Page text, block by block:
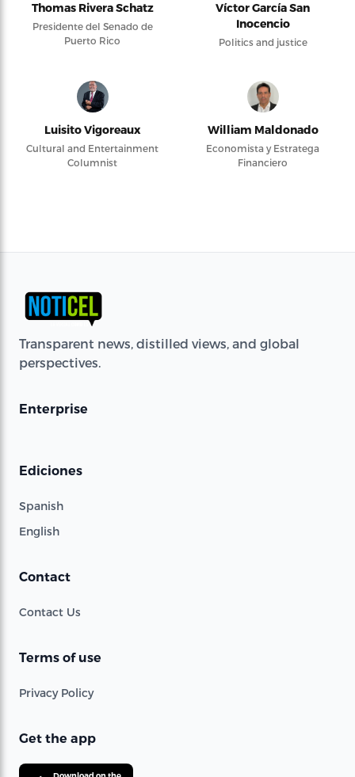
Thomas Rivera Schatz
Presidente del Senado de
Puerto Rico
Víctor García San
Inocencio
Politics and justice
Luisito Vigoreaux
Cultural and Entertainment
Columnist
William Maldonado
Economista y Estratega
Financiero
Transparent news, distilled views, and global
perspectives.
Enterprise
Ediciones
Spanish
English
Contact
Contact Us
Terms of use
Privacy Policy
Get the app